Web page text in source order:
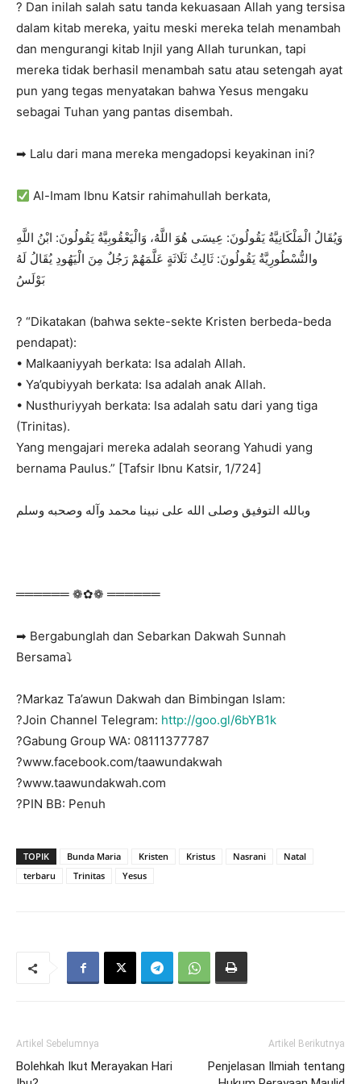
? Dan inilah salah satu tanda kekuasaan Allah yang tersisa
dalam kitab mereka, yaitu meski mereka telah menambah
dan mengurangi kitab Injil yang Allah turunkan, tapi
mereka tidak berhasil menambah satu atau setengah ayat
pun yang tegas menyatakan bahwa Yesus mengaku
sebagai Tuhan yang pantas disembah.
➡ Lalu dari mana mereka mengadopsi keyakinan ini?
Al-Imam Ibnu Katsir rahimahullah berkata,
وَيُقَالُ الْمَلْكَانِيَّةُ يَقُولُونَ: عِيسَى هُوَ اللَّهُ، وَالْيَعْقُوبِيَّةُ يَقُولُونَ: ابْنُ اللَّهِ
والنُّسْطُورِيَّةُ يَقُولُونَ: ثَالِثُ ثَلَاثَةٍ عَلَّمَهُمْ رَجُلٌ مِنَ الْيَهُودِ يُقَالُ لَهُ
بَوْلَسُ
? “Dikatakan (bahwa sekte-sekte Kristen berbeda-beda
pendapat):
• Malkaaniyyah berkata: Isa adalah Allah.
• Ya’qubiyyah berkata: Isa adalah anak Allah.
• Nusthuriyyah berkata: Isa adalah satu dari yang tiga
(Trinitas).
Yang mengajari mereka adalah seorang Yahudi yang
bernama Paulus.” [Tafsir Ibnu Katsir, 1/724]
وبالله التوفيق وصلى الله على نبينا محمد وآله وصحبه وسلم
══════ ❁✿❁ ══════
➡ Bergabunglah dan Sebarkan Dakwah Sunnah
Bersama⤵
?Markaz Ta’awun Dakwah dan Bimbingan Islam:
?Join Channel Telegram: http://goo.gl/6bYB1k
?Gabung Group WA: 08111377787
?www.facebook.com/taawundakwah
?www.taawundakwah.com
?PIN BB: Penuh
TOPIK Bunda Maria Kristen Kristus Nasrani
Natal
terbaru
Trinitas Yesus
Artikel Sebelumnya
Bolehkah Ikut Merayakan Hari
Artikel Berikutnya
Penjelasan Ilmiah tentang